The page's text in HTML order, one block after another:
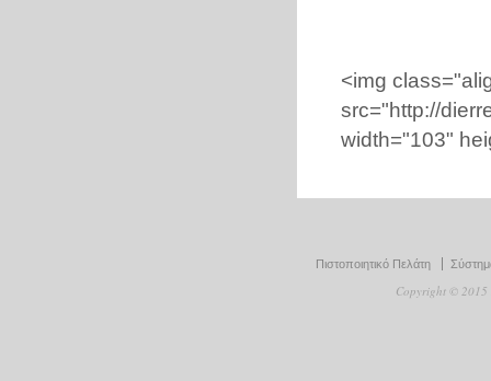
<img
src="http://
width="103"
Πιστοποιητικό Πελάτη
Copyright ©